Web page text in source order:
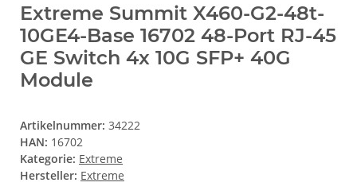
Extreme Summit X460-G2-48t-
10GE4-Base 16702 48-Port RJ-45
GE Switch 4x 10G SFP+ 40G
Module
Artikelnummer: 34222
HAN: 16702
Kategorie: Extreme
Hersteller: Extreme